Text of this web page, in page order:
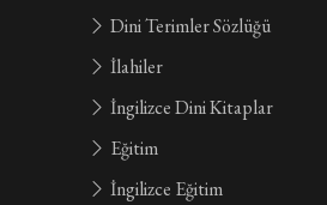
Dini Terimler Sözlüğü
İlahiler
İngilizce Dini Kitaplar
Eğitim
İngilizce Eğitim